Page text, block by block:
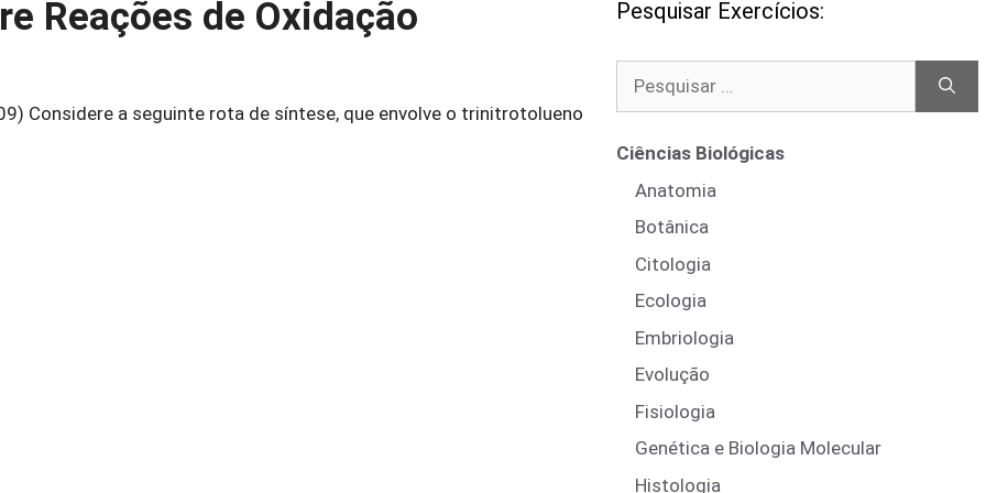
Reações de Oxidação
Considere a seguinte rota de síntese, que envolve o trinitrotolueno
Pesquisar Exercícios:
Ciências Biológicas
Anatomia
Botânica
Citologia
Ecologia
Embriologia
Evolução
Fisiologia
Genética e Biologia Molecular
Histologia